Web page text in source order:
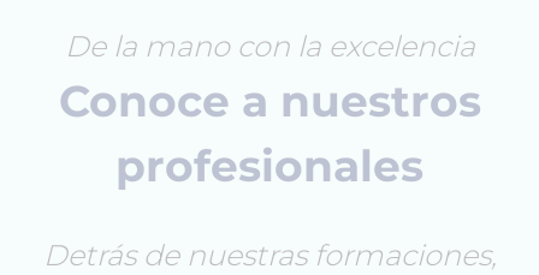
De la mano con la excelencia
Conoce a nuestros
profesionales
Detrás de nuestras formaciones,